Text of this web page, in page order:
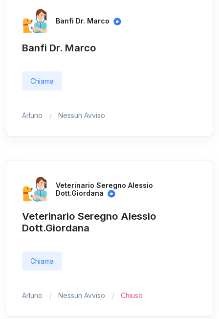
Banfi Dr. Marco
Banfi Dr. Marco
Chiama
Arluno Nessun Avviso
Veterinario Seregno Alessio
Dott.Giordana
Veterinario Seregno Alessio
Dott.Giordana
Chiama
Arluno Nessun Avviso Chiuso